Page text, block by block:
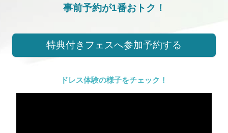
事前予約が1番おトク！
特典付きフェスへ参加予約する
ドレス体験の様子をチェック！